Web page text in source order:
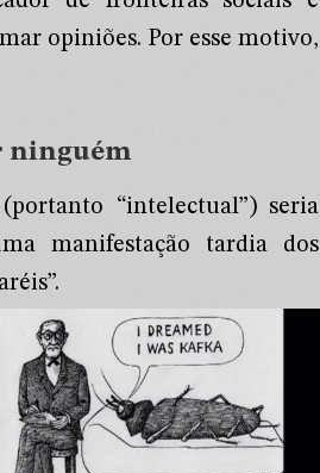
opiniões. Por esse motivo,
ninguém
“intelectual”) seria
manifestação tardia dos